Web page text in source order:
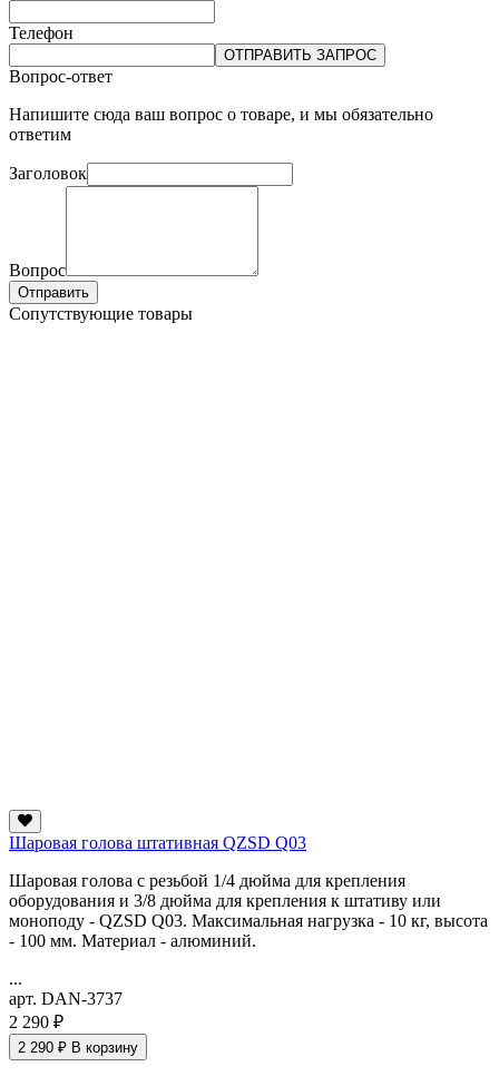
Телефон
ОТПРАВИТЬ ЗАПРОС
Вопрос-ответ
Напишите сюда ваш вопрос о товаре, и мы обязательно
ответим
Заголовок
Вопрос
Отправить
Сопутствующие товары
Шаровая голова штативная QZSD Q03
Шаровая голова с резьбой 1/4 дюйма для крепления
оборудования и 3/8 дюйма для крепления к штативу или
моноподу - QZSD Q03. Максимальная нагрузка - 10 кг, высота
- 100 мм. Материал - алюминий.
...
арт. DAN-3737
2 290 ₽
2 290 ₽ В корзину